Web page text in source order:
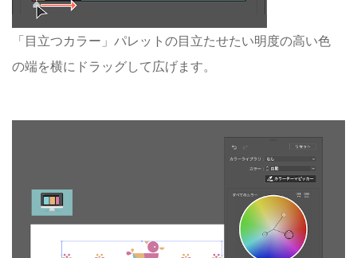
「目立つカラー」パレットの目立たせたい明度の高い色
の端を横にドラッグして広げます。